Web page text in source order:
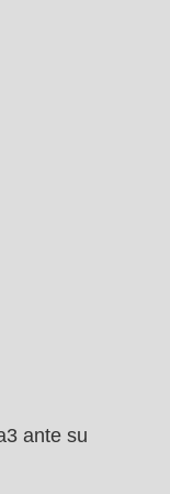
ante su